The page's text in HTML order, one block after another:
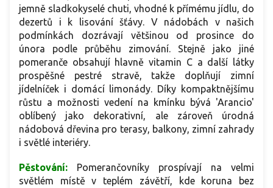
jemně sladkokyselé chuti, vhodné k přímému jídlu, do
dezertů i k lisování šťávy. V nádobách v našich
podmínkách dozrávají většinou od prosince do
února podle průběhu zimování. Stejně jako jiné
pomeranče obsahují hlavně vitamin C a další látky
prospěšné pestré stravě, takže doplňují zimní
jídelníček i domácí limonády. Díky kompaktnějšímu
růstu a možnosti vedení na kmínku bývá 'Arancio'
oblíbený jako dekorativní, ale zároveň úrodná
nádobová dřevina pro terasy, balkony, zimní zahrady
i světlé interiéry.
Pěstování: Pomerančovníky prospívají na velmi
světlém místě v teplém závětří, kde koruna bez